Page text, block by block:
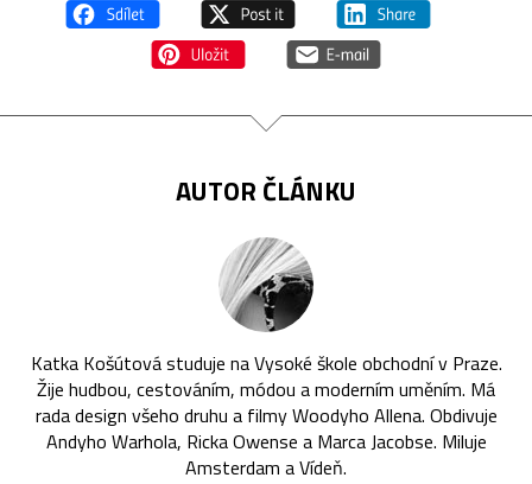
AUTOR ČLÁNKU
Katka Košútová studuje na Vysoké škole obchodní v Praze.
Žije hudbou, cestováním, módou a moderním uměním. Má
rada design všeho druhu a filmy Woodyho Allena. Obdivuje
Andyho Warhola, Ricka Owense a Marca Jacobse. Miluje
Amsterdam a Vídeň.